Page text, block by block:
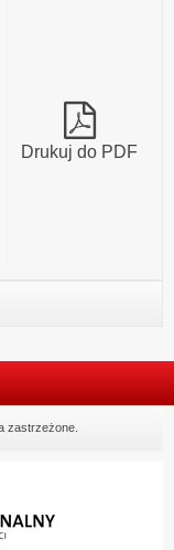
Drukuj do PDF
zastrzeżone.